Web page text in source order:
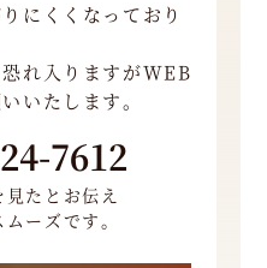
予
は
にくくなっており
れ入りますがWEB
いたします。
7612
たとお伝え
ーズです。